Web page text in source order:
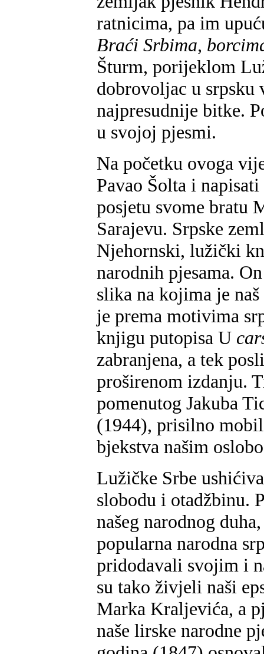
ratnicima, pa im
Braći Srbima,
Šturm, porijeklom
dobrovoljac u srpsku
najpresudnije bitke.
u svojoj pjesmi.
Na početku ovoga
Pavao Šolta i
posjetu svome bratu
Sarajevu. Srpske
Njehornski, lužički
narodnih pjesama.
slika na kojima je
je prema motivima
knjigu putopisa U
zabranjena, a tek
proširenom izdanju.
pomenutog Jakuba
(1944), prisilno
bjekstva našim
Lužičke Srbe
slobodu i otadžbinu.
našeg narodnog
popularna narodna
pridodavali svojim i
su tako živjeli naši
Marka Kraljevića, a
naše lirske narodne